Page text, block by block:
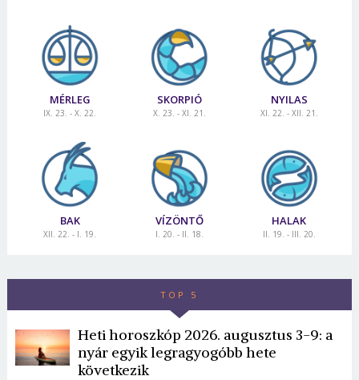
MÉRLEG
IX. 23. - X. 22.
SKORPIÓ
X. 23. - XI. 21.
NYILAS
XI. 22. - XII. 21.
BAK
XII. 22. - I. 19.
VÍZÖNTŐ
I. 20. - II. 18.
HALAK
II. 19. - III. 20.
TOP 5
Heti horoszkóp 2026. augusztus 3-9: a
nyár egyik legragyogóbb hete
következik